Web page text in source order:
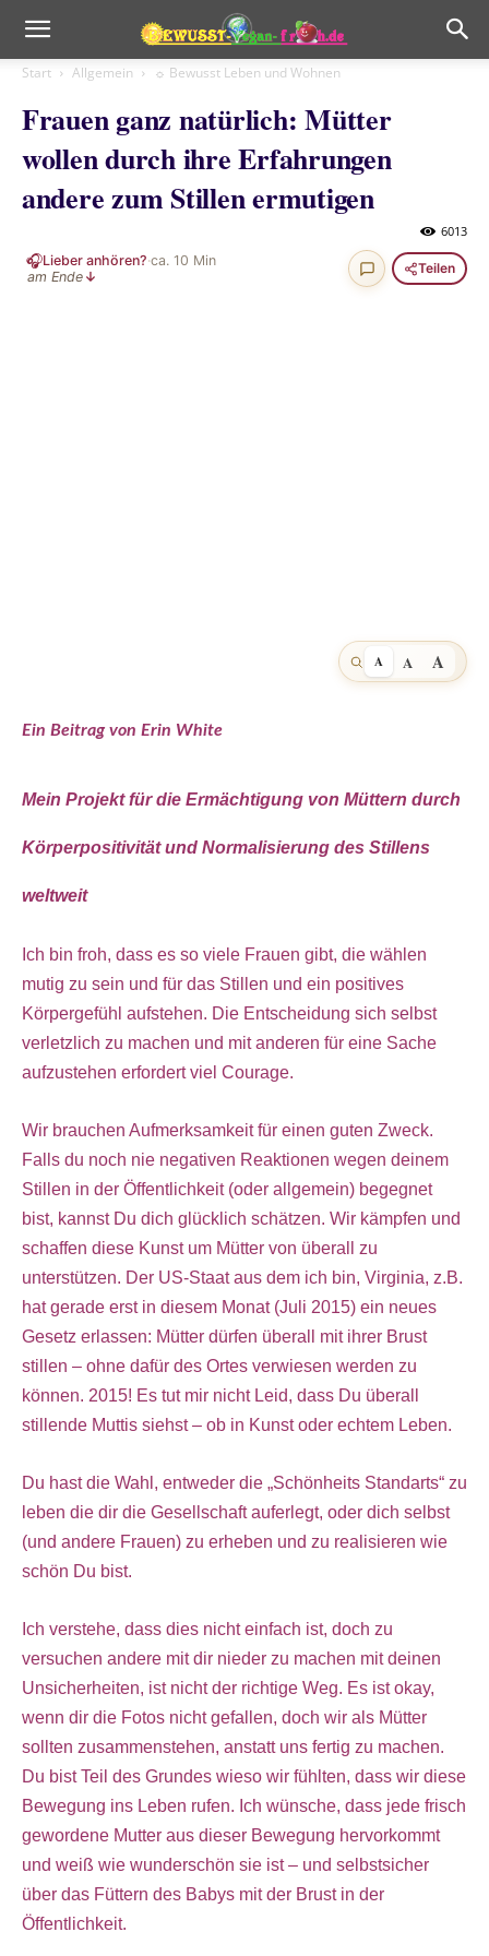
Start Allgemein ☼ Bewusst Leben und Wohnen
Frauen ganz natürlich: Mütter
wollen durch ihre Erfahrungen
andere zum Stillen ermutigen
6013
🎧Lieber anhören?·ca. 10 Min
am Ende ↓
Teilen
A A A
Ein Beitrag von Erin White
Mein Projekt für die Ermächtigung von Müttern durch
Körperpositivität und Normalisierung des Stillens
weltweit
Ich bin froh, dass es so viele Frauen gibt, die wählen
mutig zu sein und für das Stillen und ein positives
Körpergefühl aufstehen. Die Entscheidung sich selbst
verletzlich zu machen und mit anderen für eine Sache
aufzustehen erfordert viel Courage.
Wir brauchen Aufmerksamkeit für einen guten Zweck.
Falls du noch nie negativen Reaktionen wegen deinem
Stillen in der Öffentlichkeit (oder allgemein) begegnet
bist, kannst Du dich glücklich schätzen. Wir kämpfen und
schaffen diese Kunst um Mütter von überall zu
unterstützen. Der US-Staat aus dem ich bin, Virginia, z.B.
hat gerade erst in diesem Monat (Juli 2015) ein neues
Gesetz erlassen: Mütter dürfen überall mit ihrer Brust
stillen – ohne dafür des Ortes verwiesen werden zu
können. 2015! Es tut mir nicht Leid, dass Du überall
stillende Muttis siehst – ob in Kunst oder echtem Leben.
Du hast die Wahl, entweder die „Schönheits Standarts“ zu
leben die dir die Gesellschaft auferlegt, oder dich selbst
(und andere Frauen) zu erheben und zu realisieren wie
schön Du bist.
Ich verstehe, dass dies nicht einfach ist, doch zu
versuchen andere mit dir nieder zu machen mit deinen
Unsicherheiten, ist nicht der richtige Weg. Es ist okay,
wenn dir die Fotos nicht gefallen, doch wir als Mütter
sollten zusammenstehen, anstatt uns fertig zu machen.
Du bist Teil des Grundes wieso wir fühlten, dass wir diese
Bewegung ins Leben rufen. Ich wünsche, dass jede frisch
gewordene Mutter aus dieser Bewegung hervorkommt
und weiß wie wunderschön sie ist – und selbstsicher
über das Füttern des Babys mit der Brust in der
Öffentlichkeit.